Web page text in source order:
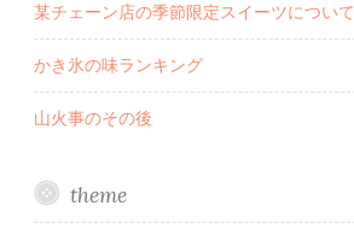
某チェーン店の季節限定スイーツについて
かき氷の味ランキング
山火事のその後
theme